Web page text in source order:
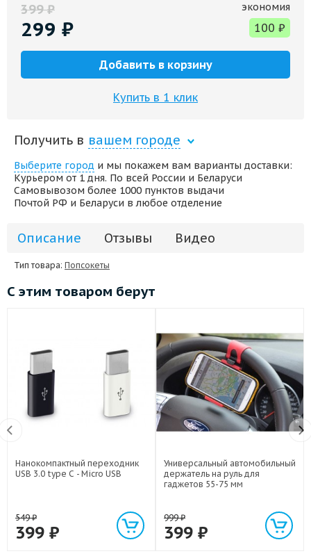
399₽
299 ₽
экономия
100 ₽
Добавить в корзину
Купить в 1 клик
Получить в вашем городе
Выберите город и мы покажем вам варианты доставки:
Курьером от 1 дня. По всей России и Беларуси
Самовывозом более 1000 пунктов выдачи
Почтой РФ и Беларуси в любое отделение
Описание Отзывы Видео
Тип товара: Попсокеты
С этим товаром берут
Нанокомпактный переходник
USB 3.0 type C - Micro USB
549₽
399 ₽
Универсальный автомобильный
держатель на руль для
гаджетов 55-75 мм
999₽
399 ₽